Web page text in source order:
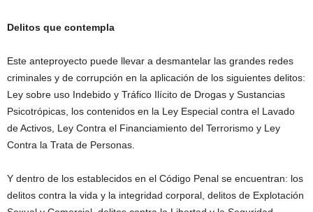
Delitos que contempla
Este anteproyecto puede llevar a desmantelar las grandes redes
criminales y de corrupción en la aplicación de los siguientes delitos:
Ley sobre uso Indebido y Tráfico Ilícito de Drogas y Sustancias
Psicotrópicas, los contenidos en la Ley Especial contra el Lavado
de Activos, Ley Contra el Financiamiento del Terrorismo y Ley
Contra la Trata de Personas.
Y dentro de los establecidos en el Código Penal se encuentran: los
delitos contra la vida y la integridad corporal, delitos de Explotación